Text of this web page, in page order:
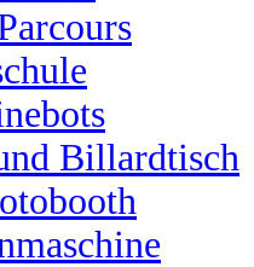
Billardtisch